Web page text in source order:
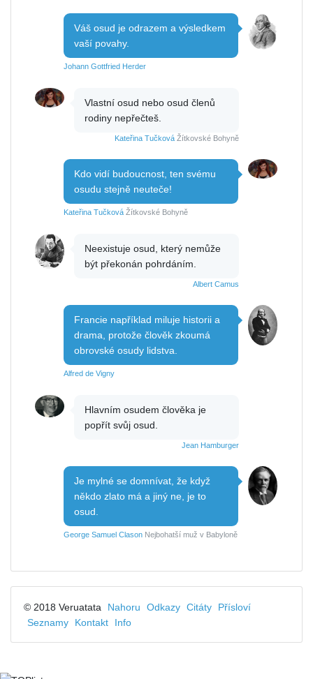
Váš osud je odrazem a výsledkem
vaší povahy.
Johann Gottfried Herder
Vlastní osud nebo osud členů
rodiny nepřečteš.
Kateřina Tučková Žítkovské Bohyně
Kdo vidí budoucnost, ten svému
osudu stejně neuteče!
Kateřina Tučková Žítkovské Bohyně
Neexistuje osud, který nemůže
být překonán pohrdáním.
Albert Camus
Francie například miluje historii a
drama, protože člověk zkoumá
obrovské osudy lidstva.
Alfred de Vigny
Hlavním osudem člověka je
popřít svůj osud.
Jean Hamburger
Je mylné se domnívat, že když
někdo zlato má a jiný ne, je to
osud.
George Samuel Clason Nejbohatší muž v Babyloně
© 2018 Veruatata Nahoru Odkazy Citáty
Přísloví
Seznamy
Kontakt Info